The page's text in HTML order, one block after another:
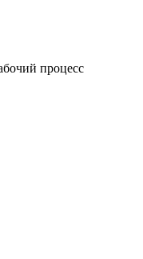
процесс